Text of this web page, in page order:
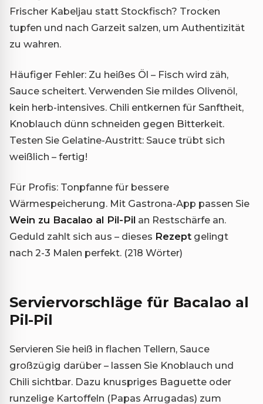
Frischer Kabeljau statt Stockfisch? Trocken
tupfen und nach Garzeit salzen, um Authentizität
zu wahren.
Häufiger Fehler: Zu heißes Öl – Fisch wird zäh,
Sauce scheitert. Verwenden Sie mildes Olivenöl,
kein herb-intensives. Chili entkernen für Sanftheit,
Knoblauch dünn schneiden gegen Bitterkeit.
Testen Sie Gelatine-Austritt: Sauce trübt sich
weißlich – fertig!
Für Profis: Tonpfanne für bessere
Wärmespeicherung. Mit Gastrona-App passen Sie
Wein zu Bacalao al Pil-Pil an Restschärfe an.
Geduld zahlt sich aus – dieses Rezept gelingt
nach 2-3 Malen perfekt. (218 Wörter)
Serviervorschläge für Bacalao al
Pil-Pil
Servieren Sie heiß in flachen Tellern, Sauce
großzügig darüber – lassen Sie Knoblauch und
Chili sichtbar. Dazu knuspriges Baguette oder
runzelige Kartoffeln (Papas Arrugadas) zum